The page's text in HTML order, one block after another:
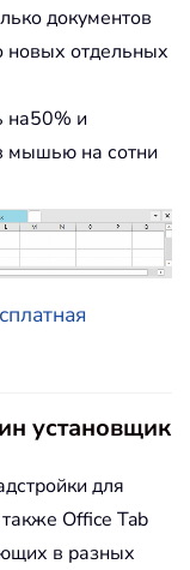
документов
новых отдельных
на50% и
мышью на сотни
установщик
для
Office Tab
в разных